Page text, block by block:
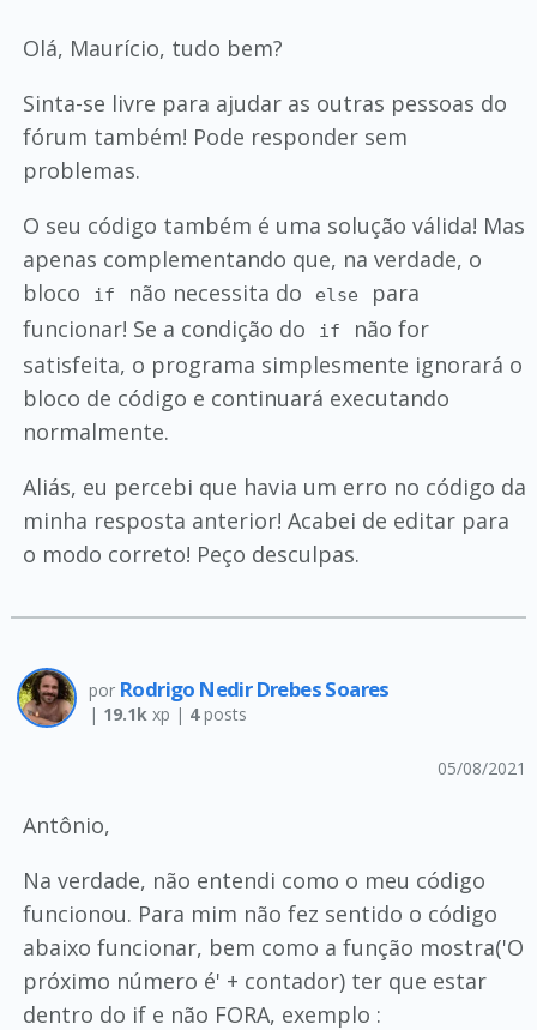
Olá, Maurício, tudo bem?
Sinta-se livre para ajudar as outras pessoas do
fórum também! Pode responder sem
problemas.
O seu código também é uma solução válida! Mas
apenas complementando que, na verdade, o
bloco
if não necessita do else
para
funcionar! Se a condição do
if
não for
satisfeita, o programa simplesmente ignorará o
bloco de código e continuará executando
normalmente.
Aliás, eu percebi que havia um erro no código da
minha resposta anterior! Acabei de editar para
o modo correto! Peço desculpas.
por Rodrigo Nedir Drebes Soares
| 19.1kxp | 4posts
05/08/2021
Antônio,
Na verdade, não entendi como o meu código
funcionou. Para mim não fez sentido o código
abaixo funcionar, bem como a função mostra('O
próximo número é' + contador) ter que estar
dentro do if e não FORA, exemplo :